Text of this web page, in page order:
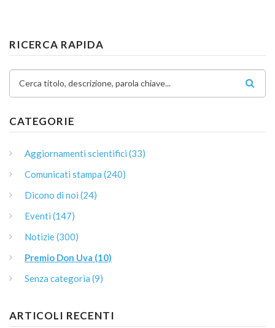
RICERCA RAPIDA
Cerca titolo, descrizione, parola chiave...
CATEGORIE
Aggiornamenti scientifici (33)
Comunicati stampa (240)
Dicono di noi (24)
Eventi (147)
Notizie (300)
Premio Don Uva (10)
Senza categoria (9)
ARTICOLI RECENTI